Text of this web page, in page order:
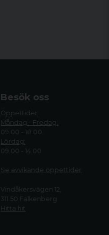
Besök oss
Öppettider
Måndag - Fredag:
09.00 - 18.00
Lördag:
09.00 - 14.00
Se avvikande öppettider
Vindåkersvägen 12,
311 50 Falkenberg
Hitta hit